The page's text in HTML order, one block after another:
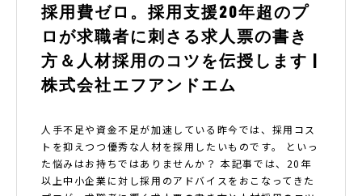
採用費ゼロ。採用支援20年超のプ
ロが求職者に刺さる求人票の書き
方＆人材採用のコツを伝授します |
株式会社エフアンドエム
人手不足や資金不足が加速している昨今では、採用コス
トを抑えつつ優秀な人材を採用したいものです。 といっ
た悩みはお持ちではありませんか？ 本記事では、20年
以上中小企業に対し採用のアドバイスをおこなってきた